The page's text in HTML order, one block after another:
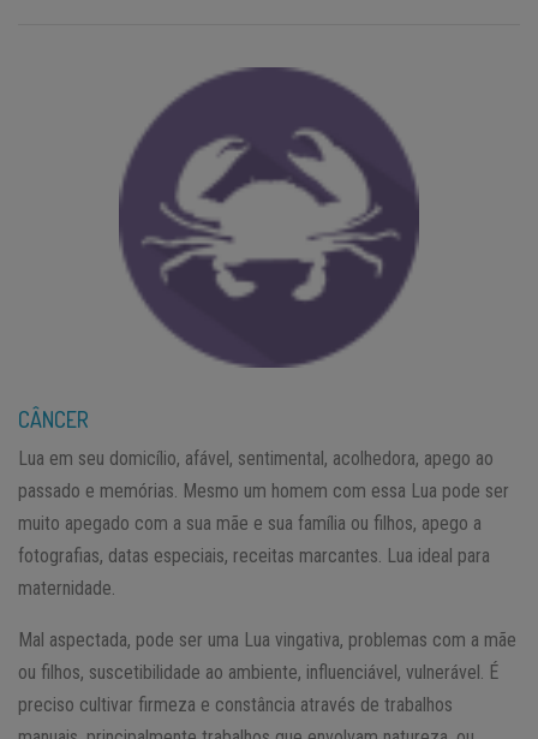
CÂNCER
Lua em seu domicílio, afável, sentimental, acolhedora, apego ao
passado e memórias. Mesmo um homem com essa Lua pode ser
muito apegado com a sua mãe e sua família ou filhos, apego a
fotografias, datas especiais, receitas marcantes. Lua ideal para
maternidade.
Mal aspectada, pode ser uma Lua vingativa, problemas com a mãe
ou filhos, suscetibilidade ao ambiente, influenciável, vulnerável. É
preciso cultivar firmeza e constância através de trabalhos